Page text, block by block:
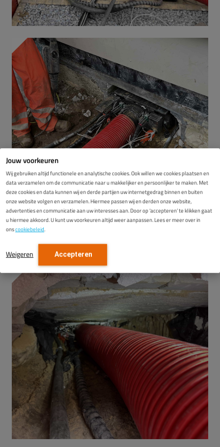
Jouw voorkeuren
Wij gebruiken altijd functionele en analytische cookies. Ook willen we cookies plaatsen en
data verzamelen om de communicatie naar u makkelijker en persoonlijker te maken. Met
deze cookies en data kunnen wij en derde partijen uw internetgedrag binnen en buiten
onze website volgen en verzamelen. Hiermee passen wij en derden onze website,
advertenties en communicatie aan uw interesses aan. Door op ‘accepteren’ te klikken gaat
u hiermee akkoord. U kunt uw voorkeuren altijd weer aanpassen. Lees er meer over in
onscookiebeleid.
Weigeren Accepteren